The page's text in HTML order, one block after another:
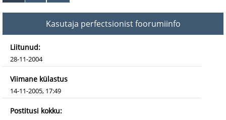
Kasutaja perfectsionist foorumiinfo
Liitunud:
28-11-2004
Viimane külastus
14-11-2005, 17:49
Postitusi kokku: